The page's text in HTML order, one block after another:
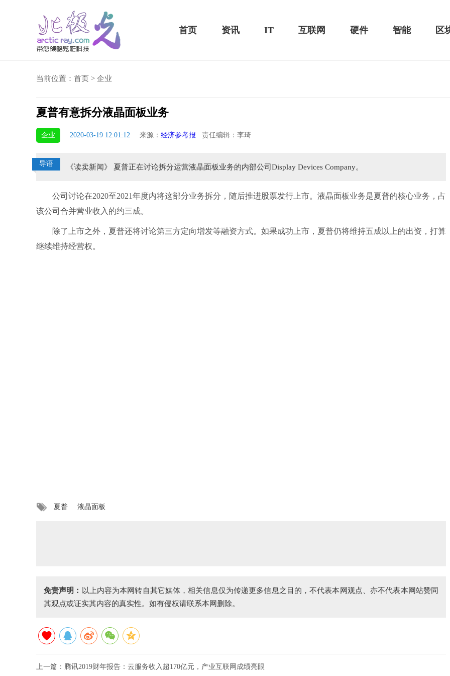
首页 资讯 IT 互联网 硬件 智能 区
当前位置： 首页 > 企业
夏普有意拆分液晶面板业务
企业 2020-03-19 12:01:12 来源： 经济参考报 责任编辑：李琦
导语 《读卖新闻》 夏普正在讨论拆分运营液晶面板业务的内部公司Display Devices Company。
公司讨论在2020至2021年度内将这部分业务拆分，随后推进股票发行上市。液晶面板业务是夏普的核心业务，占
该公司合并营业收入的约三成。
除了上市之外，夏普还将讨论第三方定向增发等融资方式。如果成功上市，夏普仍将维持五成以上的出资，打算
继续维持经营权。
夏普 液晶面板
免责声明： 以上内容为本网转自其它媒体，相关信息仅为传递更多信息之目的，不代表本网观点、亦不代表本网站赞同
其观点或证实其内容的真实性。如有侵权请联系本网删除。
上一篇： 腾讯2019财年报告：云服务收入超170亿元，产业互联网成绩亮眼
横扫千军！黑鲨游戏手机2 Pro评测：